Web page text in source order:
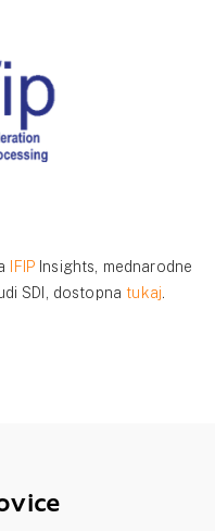
IFIP Insights, mednarodne
SDI, dostopna tukaj.